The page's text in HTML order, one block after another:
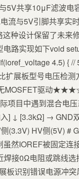
5V共享10μF滤波电
流与5V引脚共享实
种设计保留了未来
路实现如下void
4.5) {
扩展板型号电压检
MOSFET驱动
中遇到混合电压
] ↓ [3.3kΩ] → GND
(3.3V) HV侧(5V) #
然IOREF被固定连
接0Ω电阻或跳线
板识别错误电源冲